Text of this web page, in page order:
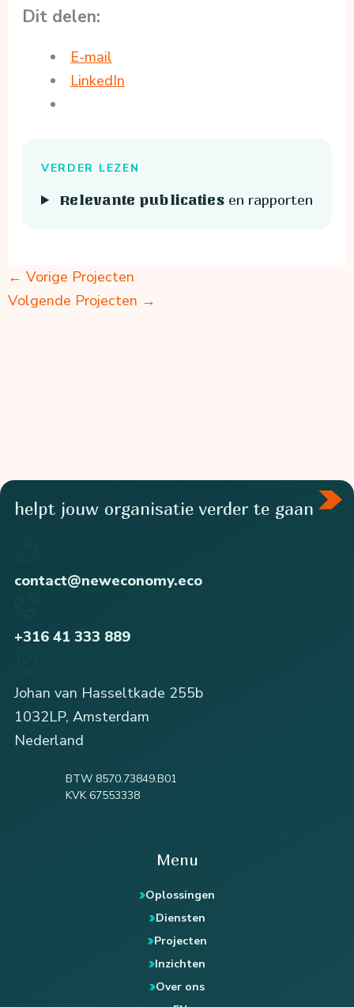
Dit delen:
E-mail
LinkedIn
VERDER LEZEN
Relevante publicaties en rapporten
← Vorige Projecten
Volgende Projecten →
helpt jouw organisatie verder te gaan
contact@neweconomy.eco
+316 41 333 889
Johan van Hasseltkade 255b
1032LP, Amsterdam
Nederland
BTW 8570.73849.B01
KVK 67553338
Menu
Oplossingen
Diensten
Projecten
Inzichten
Over ons